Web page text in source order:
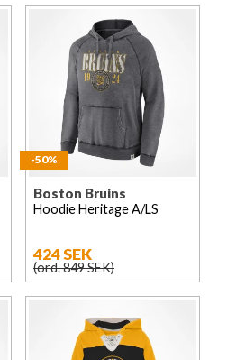
-50%
Boston Bruins
Hoodie Heritage A/LS
424 SEK
(ord. 849 SEK)